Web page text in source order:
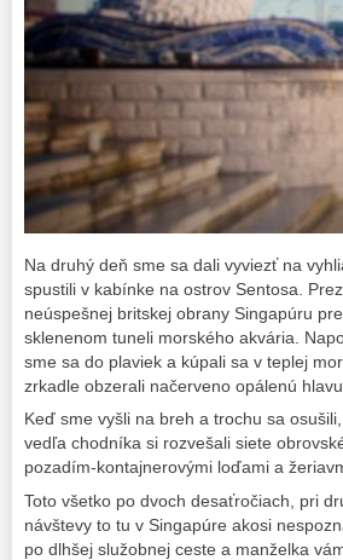
Na druhý deň sme sa dali vyviezť na
spustili v kabínke na ostrov Sentosa.
neúspešnej britskej obrany Singapúru
sklenenom tuneli morského akvária.
sme sa do plaviek a kúpali sa v teplej
zrkadle obzerali načerveno opálenú
Keď sme vyšli na breh a trochu sa
vedľa chodníka si rozvešali siete
pozadím-kontajnerovými loďami a
Toto všetko po dvoch desaťročiach, pri
návštevy to tu v Singapúre akosi
po dlhšej služobnej ceste a manželka